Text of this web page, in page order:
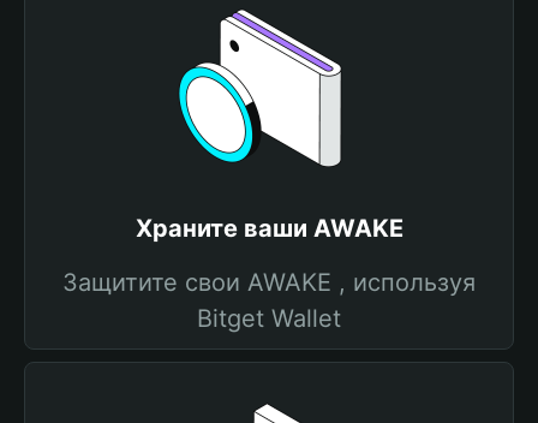
Храните ваши AWAKE
Защитите свои AWAKE , используя
Bitget Wallet